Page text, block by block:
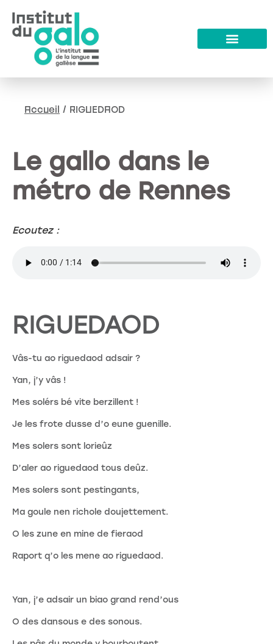
Accueil / RIGUEDAOD
Le gallo dans le
métro de Rennes
Ecoutez :
RIGUEDAOD
Vâs-tu ao riguedaod adsair ?
Yan, j’y vâs !
Mes solérs bé vite berzillent !
Je les frote dusse d’o eune guenille.
Mes solers sont lorieûz
D’aler ao riguedaod tous deûz.
Mes solers sont pestingants,
Ma goule nen richole doujettement.
O les zune en mine de fieraod
Raport q’o les mene ao riguedaod.
Yan, j’e adsair un biao grand rend’ous
O des dansous e des sonous.